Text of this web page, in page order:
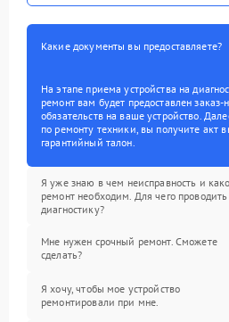
Какие документы вы предоставляете?
На этапе приема устройства на
ремонт вам будет предоставлен
обязательств на ваше устройство.
по ремонту техники, вы получите акт
гарантийный талон.
Я уже знаю в чем неисправность и
ремонт необходим. Для чего проводить
диагностику?
Мне нужен срочный ремонт. Сможете
сделать?
Я хочу, чтобы мое устройство
ремонтировали при мне.